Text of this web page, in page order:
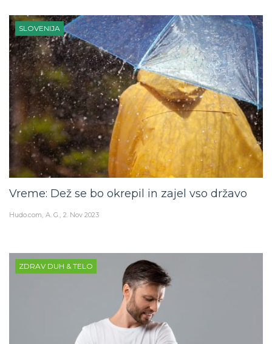
SLOVENIJA
Vreme: Dež se bo okrepil in zajel vso državo
Hudo.com A. G. 2. Nov 2023
ZDRAV DUH & TELO